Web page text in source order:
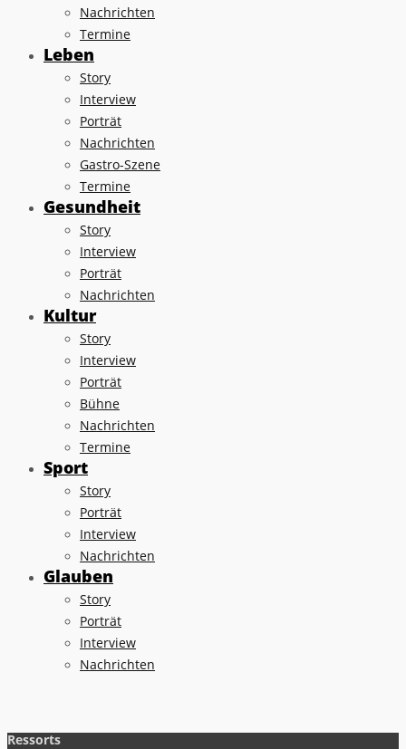
Nachrichten
Termine
Leben
Story
Interview
Porträt
Nachrichten
Gastro-Szene
Termine
Gesundheit
Story
Interview
Porträt
Nachrichten
Kultur
Story
Interview
Porträt
Bühne
Nachrichten
Termine
Sport
Story
Porträt
Interview
Nachrichten
Glauben
Story
Porträt
Interview
Nachrichten
Ressorts